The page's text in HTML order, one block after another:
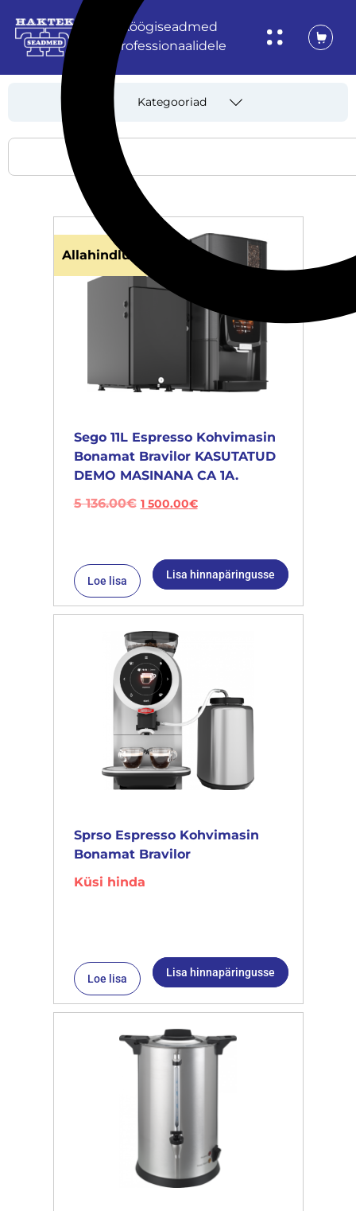
Köögiseadmed
professionaalidele
Kategooriad
Allahindlus!
Sego 11L Espresso Kohvimasin
Bonamat Bravilor KASUTATUD
DEMO MASINANA CA 1A.
5 136.00€ 1 500.00€
Loe lisa Lisa hinnapäringusse
Sprso Espresso Kohvimasin
Bonamat Bravilor
Küsi hinda
Loe lisa Lisa hinnapäringusse